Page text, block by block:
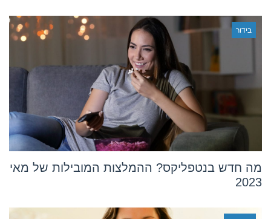
בידור
מה חדש בנטפליקס? ההמלצות המובילות של מאי
2023